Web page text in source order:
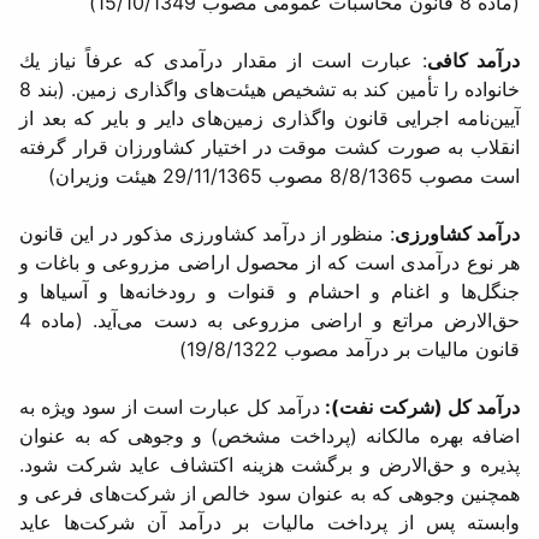
درآمد كافی: عبارت است از مقدار درآمدی كه عرفاً نیاز یك
خانواده را تأمین كند به تشخیص هیئت‌های واگذاری زمین. (بند 8
آیین‌نامه اجرایی قانون واگذاری زمین‌های دایر و بایر كه بعد از
انقلاب به صورت كشت موقت در اختیار كشاورزان قرار گرفته
است مصوب 8/8/1365 مصوب 29/11/1365 هیئت وزیران)
درآمد كشاورزی: منظور از درآمد كشاورزی مذكور در این قانون
هر نوع درآمدی است که از محصول اراضی مزروعی و باغات و
جنگل‌ها و اغنام و احشام و قنوات و رودخانه‌ها و آسیاها و
حق‌الارض مراتع و اراضی مزروعی به دست می‌آید. (ماده 4
قانون مالیات بر درآمد مصوب 19/8/1322)
درآمد كل (شركت نفت): درآمد كل عبارت است از سود ویژه به
اضافه بهره مالكانه (پرداخت مشخص) و وجوهی كه به عنوان
پذیره و حق‌الارض و برگشت هزینه اكتشاف عاید شركت شود.
همچنین وجوهی كه به عنوان سود خالص از شركت‌های فرعی و
وابسته پس از پرداخت مالیات بر درآمد آن شركت‌ها عاید